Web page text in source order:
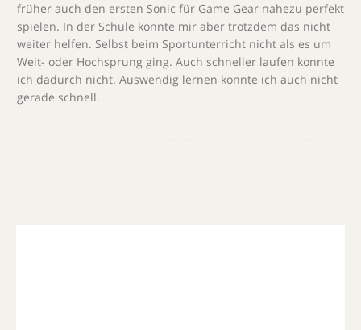
früher auch den ersten Sonic für Game Gear nahezu perfekt
spielen. In der Schule konnte mir aber trotzdem das nicht
weiter helfen. Selbst beim Sportunterricht nicht als es um
Weit- oder Hochsprung ging. Auch schneller laufen konnte
ich dadurch nicht. Auswendig lernen konnte ich auch nicht
gerade schnell.